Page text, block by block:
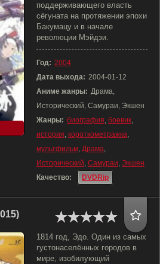
поддерживающего власть
сёгуната на протяжении эпохи
Бакумацу и в начале
революции Мэйдзи.
Год: 2004
Дата выхода: 2004-01-12
Аниме жанры: Драма,
Исторический, Самураи, Экшен
Жанры: биография, боевик,
история, короткометражка,
мультфильм, Драма,
Исторический, Самураи, Экшен
Качество:
DVDRip
1814 год, Эдо. Один из самых
густонаселённых городов в
мире, изобилующий